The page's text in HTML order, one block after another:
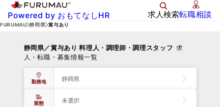
Powered by おもてなしHR 求人検索転職相談
FURUMAU 静岡県 賞与あり
静岡県／賞与あり 料理人・調理師・調理スタッフ 求
人・転職・募集情報一覧
勤務地 静岡県
業態 未選択